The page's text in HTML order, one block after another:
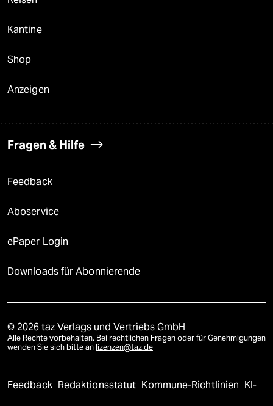
Kantine
Shop
Anzeigen
Fragen & Hilfe
Feedback
Aboservice
ePaper Login
Downloads für Abonnierende
© 2026 taz Verlags und Vertriebs GmbH
Alle Rechte vorbehalten. Bei rechtlichen Fragen oder für Genehmigungen
wenden Sie sich bitte an lizenzen@taz.de
Feedback Redaktionsstatut Kommune-Richtlinien KI-